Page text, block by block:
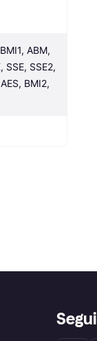
ABM,
SSE, SSE2,
BMI2,
Segui